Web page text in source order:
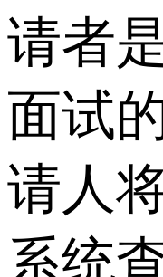
请者
面试
请人
系统